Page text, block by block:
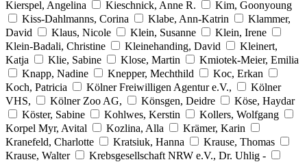
Kierspel, Angelina Kieschnick, Anne R.
Kim, Goonyoung
Kiss-Dahlmanns, Corina
Klabe, Ann-Katrin
Klammer,
David
Klaus, Nicole Klein, Susanne
Klein, Irene
Klein-Badali, Christine
Kleinehanding, David
Kleinert,
Katja
Klie, Sabine Klose, Martin
Kmiotek-Meier, Emilia
Knapp, Nadine
Knepper, Mechthild
Koc, Erkan
Koch, Patricia
Kölner Freiwilligen Agentur e.V.,
Kölner
VHS,
Kölner Zoo AG, Könsgen, Deidre
Köse, Haydar
Köster, Sabine
Kohlwes, Kerstin
Kollers, Wolfgang
Korpel Myr, Avital
Kozlina, Alla
Krämer, Karin
Kranefeld, Charlotte
Kratsiuk, Hanna
Krause, Thomas
Krause, Walter
Krebsgesellschaft NRW e.V., Dr. Uhlig -